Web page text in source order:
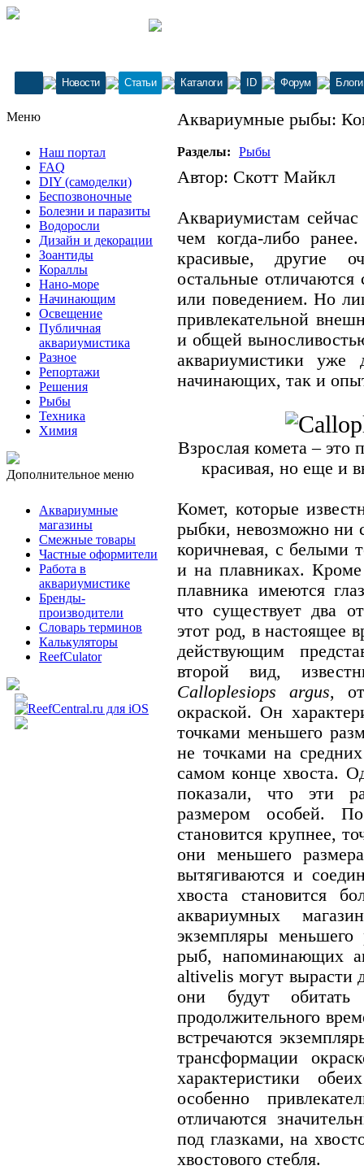
Новости Статьи Каталоги ID Форум Блоги
Меню
Наш портал
FAQ
DIY (самоделки)
Беспозвоночные
Болезни и паразиты
Водоросли
Дизайн и декорации
Зоантиды
Кораллы
Нано-море
Начинающим
Освещение
Публичная
аквариумистика
Разное
Репортажи
Решения
Рыбы
Техника
Химия
Дополнительное меню
Аквариумные
магазины
Смежные товары
Частные оформители
Работа в
аквариумистике
Бренды-
производители
Словарь терминов
Калькуляторы
ReefCulator
Аквариумные рыбы:
Разделы: Рыбы
Автор: Скотт Майкл
Аквариумистам
чем когда-либо
красивые, другие
остальные
или поведением. Но
привлекательной
и общей
аквариумистики уже
начинающих, так и
Взрослая комета –
красивая, но еще и
Комет, которые
рыбки, невозможно ни
коричневая, с белыми
и на плавниках. Кроме
плавника имеются
что существует два
этот род, в настоящее
действующим
второй вид,
Calloplesiops argus,
окраской. Он
точками меньшего
не точками на
самом конце хвоста.
показали, что эти
размером особей.
становится крупнее,
они меньшего
вытягиваются и
хвоста становится
аквариумных
экземпляры меньшего
рыб, напоминающих
altivelis могут вырасти
они будут
продолжительного
встречаются
трансформации
характеристики
особенно
отличаются
под глазками, на
хвостового стебля.